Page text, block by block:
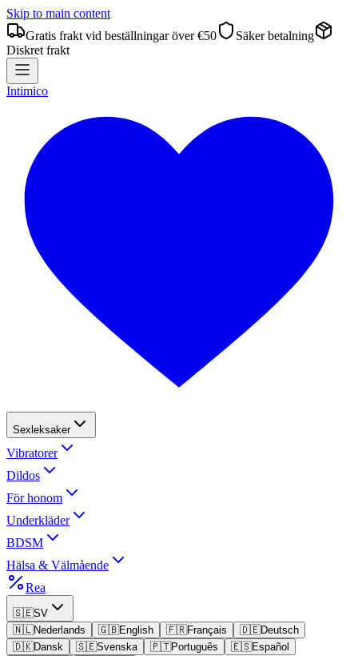
Skip to main content
Gratis frakt vid beställningar över €50
Säker betalning
Diskret frakt
Intimico
Sexleksaker
Vibratorer
Dildos
För honom
Underkläder
BDSM
Hälsa & Välmående
Rea
🇸🇪SV
🇳🇱Nederlands 🇬🇧English 🇫🇷Français 🇩🇪Deutsch
🇩🇰Dansk 🇸🇪Svenska 🇵🇹Português 🇪🇸Español